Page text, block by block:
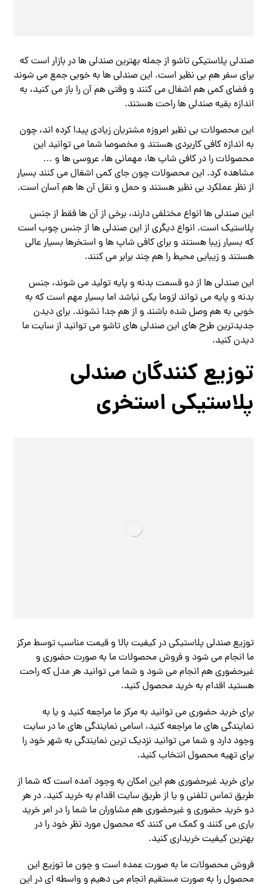
صندلی پلاستیکی تاشو از جمله بهترین صندلی ها در بازار است که
برای سفر هم بی نظیر است. این صندلی ها به خوبی جمع می شوند
و فضای کمی هم اشغال می کنند و وقتی هم آن را باز می کنید، به
اندازه بقیه صندلی ها راحت هستند.
این محصولات بی نظیر امروزه مشتریان زیادی پیدا کرده اند، چون
به اندازه کافی کاربردی هستند و مخصوصا شما می توانید این
محصولات را در کافی شاپ ها، مهمانی ها، عروسی ها و …
مشاهده کرد. این محصولات چون جای کمی اشغال می کنند بسیار
از نظر عملکرد بی نظیر هستند و حمل و نقل آن ها هم آسان است.
این صندلی ها انواع مختلفی دارند، برخی از آن ها فقط از جنس
پلاستیک است. انواع دیگری از این صندلی ها از جنس چوب است
که بسیار زیبا هستند و برای کافی شاپ ها و استخرها بسیار عالی
هستند و زیبایی محیط را هم چند برابر می کنند.
این صندلی ها از دو قسمت بدنه و پایه تولید می شوند، جنس
بدنه و پایه می تواند لزوما یکی نباشد اما بسیار مهم است که به
خوبی به هم وصل شده باشند و از هم جدا نشوند. برای دیدن
جدیدترین طرح های این صندلی های تاشو می توانید از سایت ما
دیدن کنید.
توزیع کنندگان صندلی
پلاستیکی استخری
توزیع صندلی پلاستیکی در کیفیت بالا و قیمت مناسب توسط مرکز
ما انجام می شود و فروش محصولات ما به صورت حضوری و
غیرحضوری هم انجام می شود و شما می توانید هر مدل که راحت
هستید اقدام به خرید محصول کنید.
برای خرید حضوری می توانید به مرکز ما مراجعه کنید و یا به
نمایندگی های ما مراجعه کنید، اسامی نمایندگی های ما در سایت
وجود دارد و شما می توانید نزدیک ترین نمایندگی به شهر خود را
برای تهیه محصول انتخاب کنید.
برای خرید غیرحضوری هم این امکان به وجود آمده است که شما از
طریق تماس تلفنی و یا از طریق سایت اقدام به خرید کنید. در هر
دو خرید حضوری و غیرحضوری هم مشاوران ما شما را در امر خرید
یاری می کنند و کمک می کنند که محصول مورد نظر خود را در
بهترین کیفیت خریداری کنید.
فروش محصولات ما به صورت عمده است و چون ما توزیع این
محصول را به صورت مستقیم انجام می دهیم و واسطه ای در این